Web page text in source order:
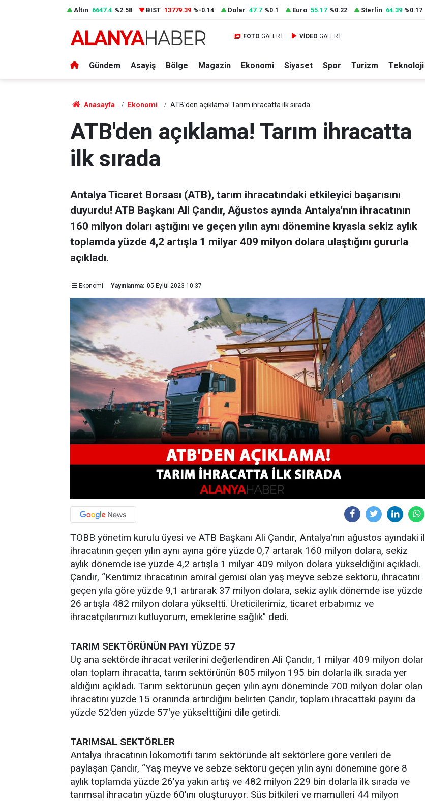
Altın 6647.4 %2.58 BIST 13779.39 %-0.14 Dolar 47.7 %0.1 Euro 55.17 %0.22 Sterlin 64.39 %0.17
FOTO GALERİ VİDEO GALERİ
Gündem Asayiş Bölge Magazin Ekonomi Siyaset Spor Turizm Teknoloji
Anasayfa Ekonomi ATB'den açıklama! Tarım ihracatta ilk sırada
ATB'den açıklama! Tarım ihracatta
ilk sırada
Antalya Ticaret Borsası (ATB), tarım ihracatındaki etkileyici başarısını
duyurdu! ATB Başkanı Ali Çandır, Ağustos ayında Antalya'nın ihracatının
160 milyon doları aştığını ve geçen yılın aynı dönemine kıyasla sekiz aylık
toplamda yüzde 4,2 artışla 1 milyar 409 milyon dolara ulaştığını gururla
açıkladı.
Ekonomi Yayınlanma: 05 Eylül 2023 10:37
TOBB yönetim kurulu üyesi ve ATB Başkanı Ali Çandır, Antalya'nın ağustos ayındaki il
ihracatının geçen yılın aynı ayına göre yüzde 0,7 artarak 160 milyon dolara, sekiz
aylık dönemde ise yüzde 4,2 artışla 1 milyar 409 milyon dolara yükseldiğini açıkladı.
Çandır, “Kentimiz ihracatının amiral gemisi olan yaş meyve sebze sektörü, ihracatını
geçen yıla göre yüzde 9,1 artırarak 37 milyon dolara, sekiz aylık dönemde ise yüzde
26 artışla 482 milyon dolara yükseltti. Üreticilerimiz, ticaret erbabımız ve
ihracatçılarımızı kutluyorum, emeklerine sağlık" dedi.
TARIM SEKTÖRÜNÜN PAYI YÜZDE 57
Üç ana sektörde ihracat verilerini değerlendiren Ali Çandır, 1 milyar 409 milyon dolar
olan toplam ihracatta, tarım sektörünün 805 milyon 195 bin dolarla ilk sırada yer
aldığını açıkladı. Tarım sektörünün geçen yılın aynı döneminde 700 milyon dolar olan
ihracatını yüzde 15 oranında artırdığını belirten Çandır, toplam ihracattaki payını da
yüzde 52'den yüzde 57'ye yükselttiğini dile getirdi.
TARIMSAL SEKTÖRLER
Antalya ihracatının lokomotifi tarım sektöründe alt sektörlere göre verileri de
paylaşan Çandır, “Yaş meyve ve sebze sektörü geçen yılın aynı dönemine göre 8
aylık toplamda yüzde 26'ya yakın artış ve 482 milyon 229 bin dolarla ilk sırada ve
tarımsal ihracatın yüzde 60'ını oluşturuyor. Süs bitkileri ve mamulleri 44 milyon